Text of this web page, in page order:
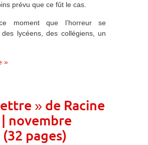
prévu que ce fût le cas.
moment que l’horreur se
lycéens, des collégiens, un
»
» de Racine
| novembre
pages)